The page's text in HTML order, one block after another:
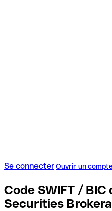
Se connecterOuvrir un
Code SWIFT /
Securities